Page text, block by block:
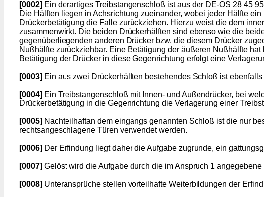
[0002] Ein derartiges Treibstangenschloß ist aus der DE-OS 28 45
Die Hälften liegen in Achsrichtung zueinander, wobei jeder Hälfte
Drückerbetätigung die Falle zurückziehen. Hierzu weist die dem
zusammenwirkt. Die beiden Drückerhälften sind ebenso wie die
gegenüberliegenden anderen Drücker bzw. die diesem Drücker
Nußhälfte zurückziehbar. Eine Betätigung der äußeren Nußhälfte
Betätigung der Drücker in diese Gegenrichtung erfolgt eine
[0003] Ein aus zwei Drückerhälften bestehendes Schloß ist
[0004] Ein Treibstangenschloß mit Innen- und Außendrücker, bei
Drückerbetätigung in die Gegenrichtung die Verlagerung einer
[0005] Nachteilhaftan dem eingangs genannten Schloß ist die nur
rechtsangeschlagene Türen verwendet werden.
[0006] Der Erfindung liegt daher die Aufgabe zugrunde, ein
[0007] Gelöst wird die Aufgabe durch die im Anspruch 1 angegebene
[0008] Unteransprüche stellen vorteilhafte Weiterbildungen der